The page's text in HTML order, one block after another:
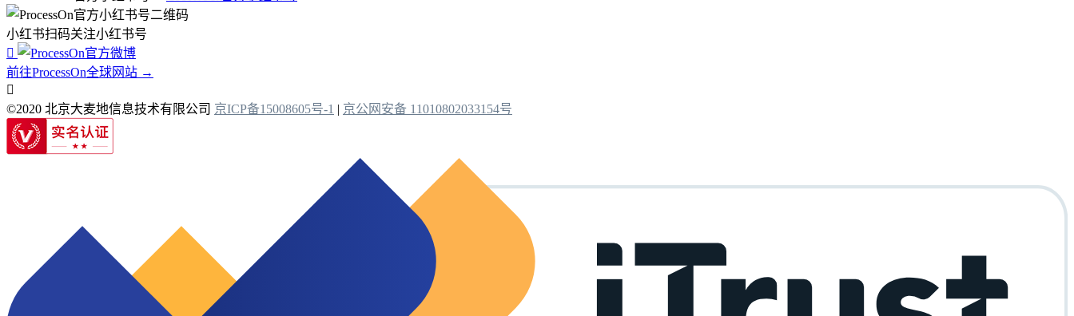
小红书扫码关注小红书号

前往ProcessOn全球网站 →

©2020 北京大麦地信息技术有限公司 京ICP备15008605号-1 | 京公网安备 11010802033154号